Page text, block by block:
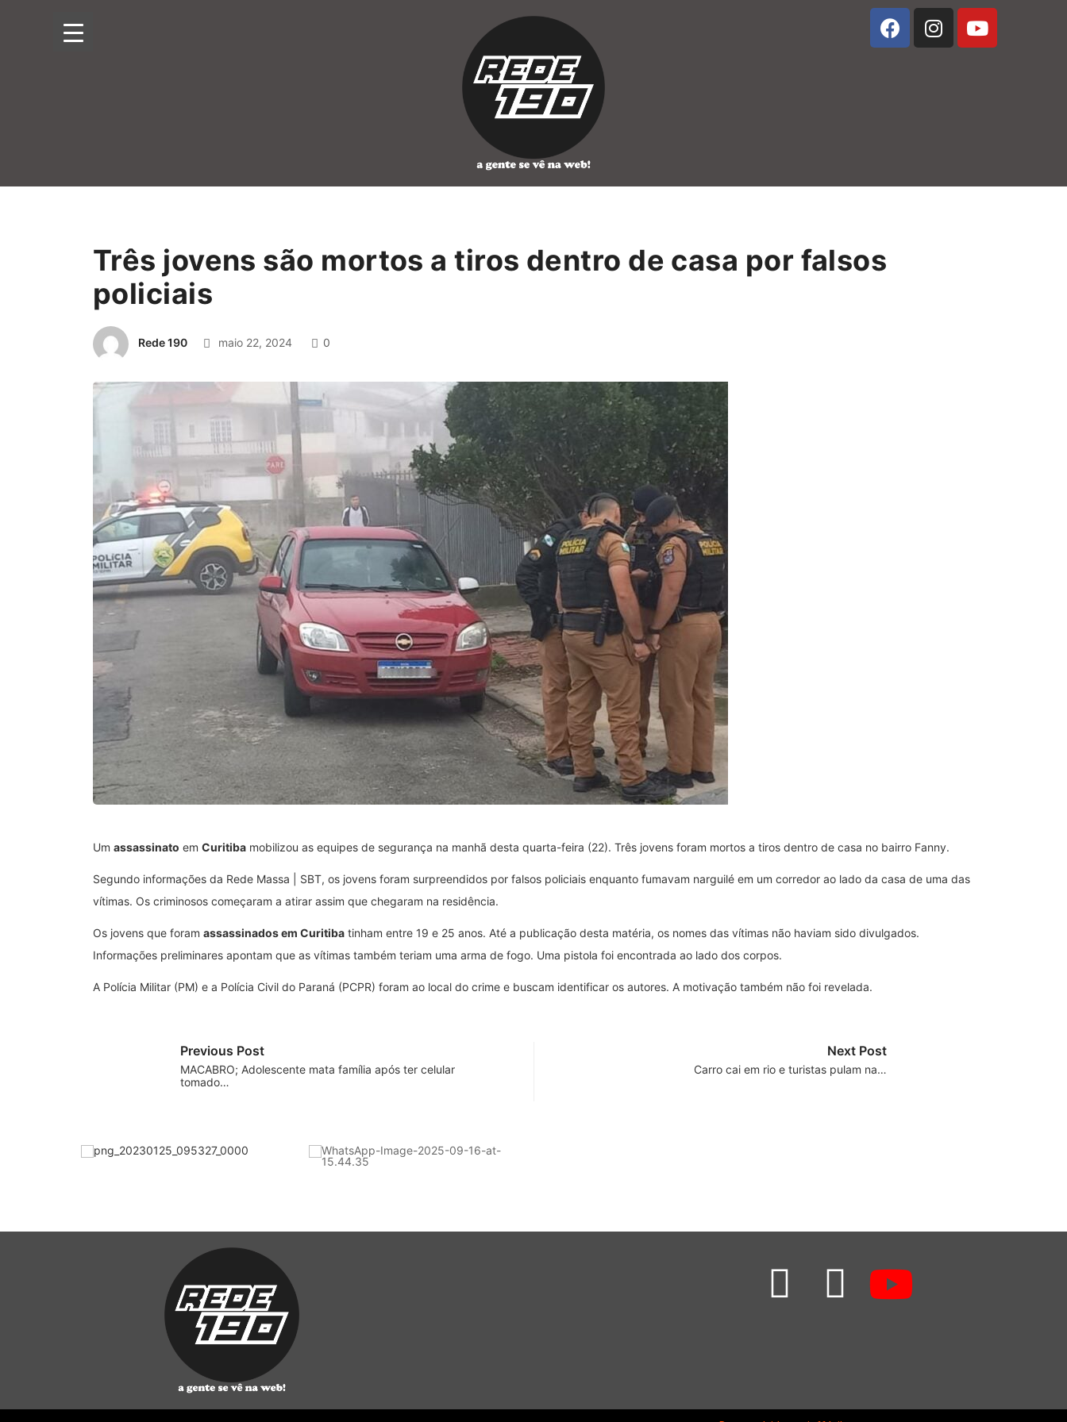
Três jovens são mortos a tiros dentro de casa por falsos
policiais
Rede 190 maio 22, 2024 0
Um assassinato em Curitiba mobilizou as equipes de segurança na manhã desta quarta-feira (22). Três jovens foram mortos a tiros dentro de casa no bairro Fanny.
Segundo informações da Rede Massa | SBT, os jovens foram surpreendidos por falsos policiais enquanto fumavam narguilé em um corredor ao lado da casa de uma das
vítimas. Os criminosos começaram a atirar assim que chegaram na residência.
Os jovens que foram assassinados em Curitiba tinham entre 19 e 25 anos. Até a publicação desta matéria, os nomes das vítimas não haviam sido divulgados.
Informações preliminares apontam que as vítimas também teriam uma arma de fogo. Uma pistola foi encontrada ao lado dos corpos.
A Polícia Militar (PM) e a Polícia Civil do Paraná (PCPR) foram ao local do crime e buscam identificar os autores. A motivação também não foi revelada.
Previous Post
MACABRO; Adolescente mata família após ter celular
tomado…
Next Post
Carro cai em rio e turistas pulam na…